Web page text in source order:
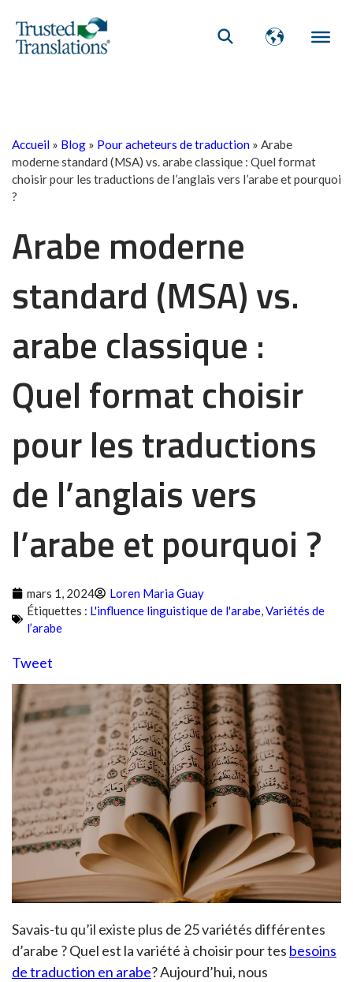
Accueil » Blog » Pour acheteurs de traduction » Arabe
moderne standard (MSA) vs. arabe classique : Quel format
choisir pour les traductions de l’anglais vers l’arabe et pourquoi
?
Arabe moderne
standard (MSA) vs.
arabe classique :
Quel format choisir
pour les traductions
de l’anglais vers
l’arabe et pourquoi ?
mars 1, 2024
Loren Maria Guay
Étiquettes : L'influence linguistique de l'arabe,Variétés de
l’arabe
Tweet
Savais-tu qu’il existe plus de 25 variétés différentes
d’arabe ? Quel est la variété à choisir pour tes besoins
de traduction en arabe? Aujourd’hui, nous